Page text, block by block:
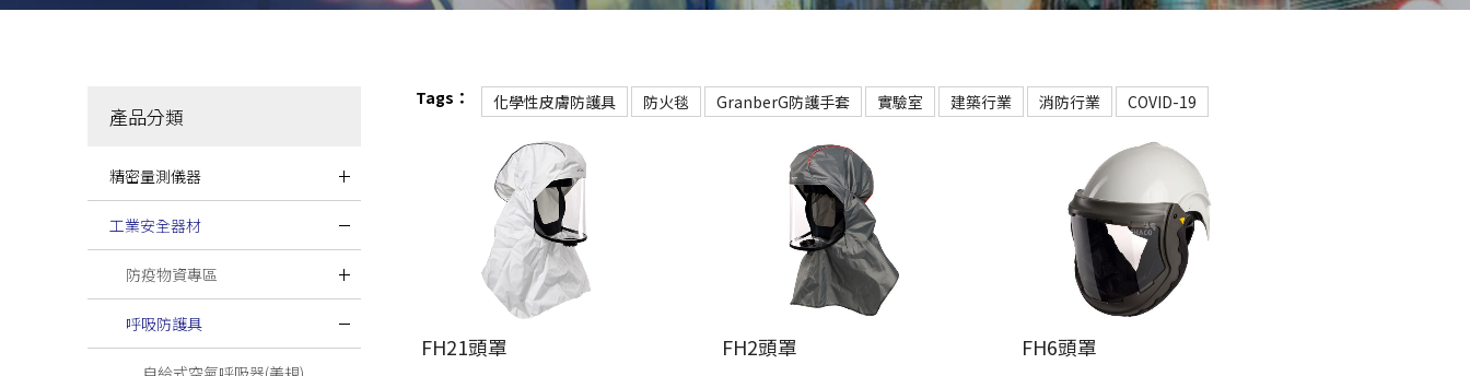
產品分類
精密量測儀器
工業安全器材
防疫物資專區
呼吸防護具
Tags： 化學性皮膚防護具 防火毯 GranberG防護手套 實驗室 建築行業 消防行業 COVID-19
FH21頭罩 FH2頭罩 FH6頭罩